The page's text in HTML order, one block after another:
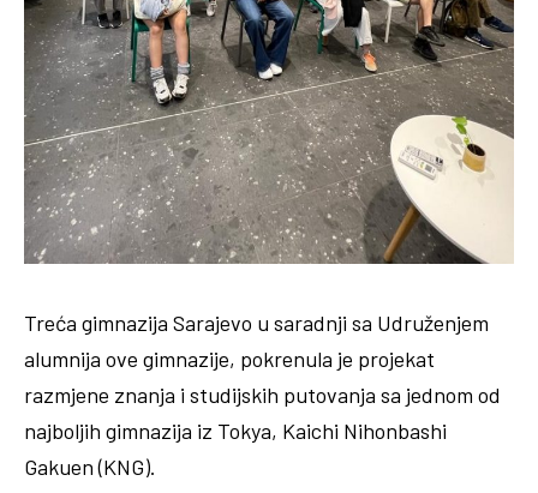
Treća gimnazija Sarajevo u saradnji sa Udruženjem
alumnija ove gimnazije, pokrenula je projekat
razmjene znanja i studijskih putovanja sa jednom od
najboljih gimnazija iz Tokya, Kaichi Nihonbashi
Gakuen (KNG).